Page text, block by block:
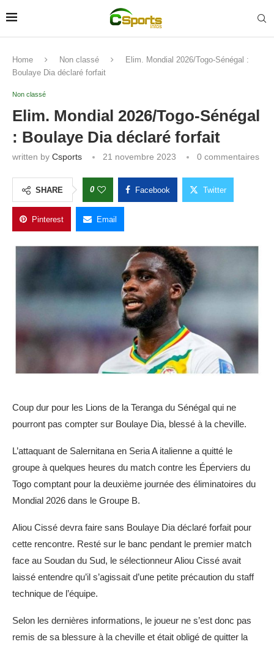
Home Non classé
Elim. Mondial 2026/Togo-Sénégal :
Boulaye Dia déclaré forfait
Non classé
Elim. Mondial 2026/Togo-Sénégal
: Boulaye Dia déclaré forfait
written by Csports 21 novembre 2023 0 commentaires
SHARE 0 Facebook Twitter
Pinterest Email
Coup dur pour les Lions de la Teranga du Sénégal qui ne
pourront pas compter sur Boulaye Dia, blessé à la cheville.
L’attaquant de Salernitana en Seria A italienne a quitté le
groupe à quelques heures du match contre les Éperviers du
Togo comptant pour la deuxième journée des éliminatoires du
Mondial 2026 dans le Groupe B.
Aliou Cissé devra faire sans Boulaye Dia déclaré forfait pour
cette rencontre. Resté sur le banc pendant le premier match
face au Soudan du Sud, le sélectionneur Aliou Cissé avait
laissé entendre qu’il s’agissait d’une petite précaution du staff
technique de l’équipe.
Selon les dernières informations, le joueur ne s’est donc pas
remis de sa blessure à la cheville et était obligé de quitter la